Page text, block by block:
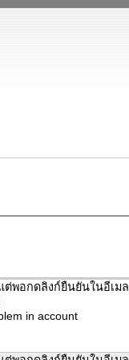
ต่พอกดลิงก์ยืนยันในอีเมล
in account